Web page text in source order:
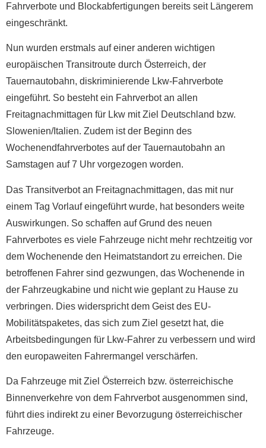
Fahrverbote und Blockabfertigungen bereits seit Längerem
eingeschränkt.
Nun wurden erstmals auf einer anderen wichtigen
europäischen Transitroute durch Österreich, der
Tauernautobahn, diskriminierende Lkw-Fahrverbote
eingeführt. So besteht ein Fahrverbot an allen
Freitagnachmittagen für Lkw mit Ziel Deutschland bzw.
Slowenien/Italien. Zudem ist der Beginn des
Wochenendfahrverbotes auf der Tauernautobahn an
Samstagen auf 7 Uhr vorgezogen worden.
Das Transitverbot an Freitagnachmittagen, das mit nur
einem Tag Vorlauf eingeführt wurde, hat besonders weite
Auswirkungen. So schaffen auf Grund des neuen
Fahrverbotes es viele Fahrzeuge nicht mehr rechtzeitig vor
dem Wochenende den Heimatstandort zu erreichen. Die
betroffenen Fahrer sind gezwungen, das Wochenende in
der Fahrzeugkabine und nicht wie geplant zu Hause zu
verbringen. Dies widerspricht dem Geist des EU-
Mobilitätspaketes, das sich zum Ziel gesetzt hat, die
Arbeitsbedingungen für Lkw-Fahrer zu verbessern und wird
den europaweiten Fahrermangel verschärfen.
Da Fahrzeuge mit Ziel Österreich bzw. österreichische
Binnenverkehre von dem Fahrverbot ausgenommen sind,
führt dies indirekt zu einer Bevorzugung österreichischer
Fahrzeuge.